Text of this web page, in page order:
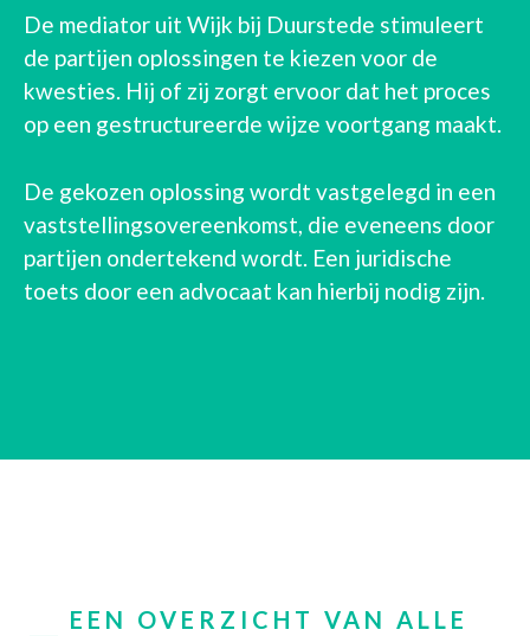
De mediator uit Wijk bij Duurstede stimuleert
de partijen oplossingen te kiezen voor de
kwesties. Hij of zij zorgt ervoor dat het proces
op een gestructureerde wijze voortgang maakt.
De gekozen oplossing wordt vastgelegd in een
vaststellingsovereenkomst, die eveneens door
partijen ondertekend wordt. Een juridische
toets door een advocaat kan hierbij nodig zijn.
EEN OVERZICHT VAN ALLE